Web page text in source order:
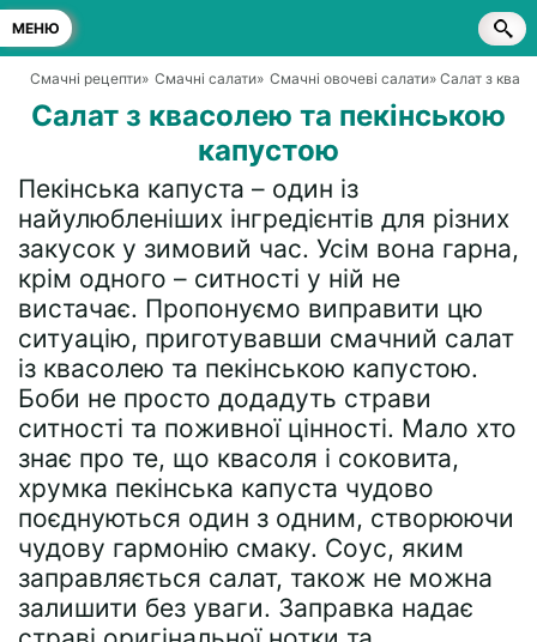
МЕНЮ
Смачні рецепти» Смачні салати» Смачні овочеві салати» Салат з
Салат з квасолею та пекінською
капустою
Пекінська капуста – один із
найулюбленіших інгредієнтів для різних
закусок у зимовий час. Усім вона гарна,
крім одного – ситності у ній не
вистачає. Пропонуємо виправити цю
ситуацію, приготувавши смачний салат
із квасолею та пекінською капустою.
Боби не просто додадуть страви
ситності та поживної цінності. Мало хто
знає про те, що квасоля і соковита,
хрумка пекінська капуста чудово
поєднуються один з одним, створюючи
чудову гармонію смаку. Соус, яким
заправляється салат, також не можна
залишити без уваги. Заправка надає